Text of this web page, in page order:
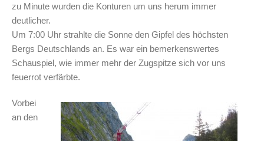
zu Minute wurden die Konturen um uns herum immer
deutlicher.
Um 7:00 Uhr strahlte die Sonne den Gipfel des höchsten
Bergs Deutschlands an. Es war ein bemerkenswertes
Schauspiel, wie immer mehr der Zugspitze sich vor uns
feuerrot verfärbte.
Vorbei
an den